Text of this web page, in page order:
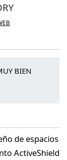
BIEN
de espacios
ActiveShield